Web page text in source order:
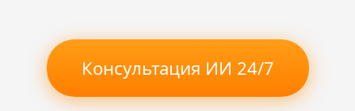
Консультация ИИ 24/7